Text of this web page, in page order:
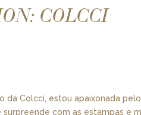
COLCCI
da Colcci, estou apaixonada
com as estampas e